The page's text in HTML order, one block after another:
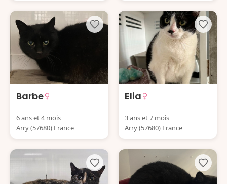
Barbe
6 ans et 4 mois
Arry (57680) France
Elia
3 ans et 7 mois
Arry (57680) France